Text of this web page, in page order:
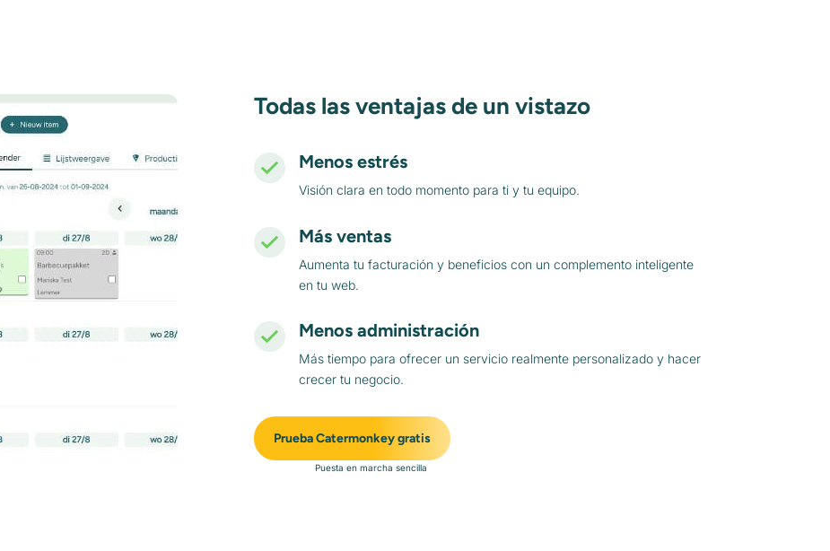
Todas las ventajas de un vistazo
Menos estrés
Visión clara en todo momento para ti y tu equipo.
Más ventas
Aumenta tu facturación y beneficios con un complemento inteligente
en tu web.
Menos administración
Más tiempo para ofrecer un servicio realmente personalizado y hacer
crecer tu negocio.
Prueba Catermonkey gratis
Puesta en marcha sencilla